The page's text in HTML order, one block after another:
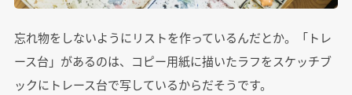
忘れ物をしないようにリストを作っているんだとか。「トレ
ース台」があるのは、コピー用紙に描いたラフをスケッチブ
ックにトレース台で写しているからだそうです。